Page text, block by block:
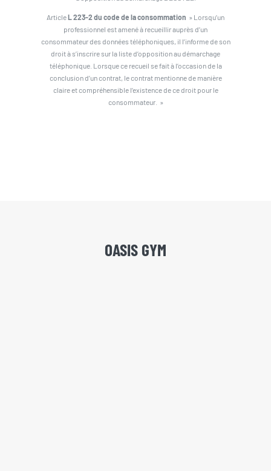
ArticleL 223-2 du code de la consommation » Lorsqu’un
professionnel est amené à recueillir auprès d’un
consommateur des données téléphoniques, il l’informe de son
droit à s’inscrire sur la liste d’opposition au démarchage
téléphonique. Lorsque ce recueil se fait à l’occasion de la
conclusion d’un contrat, le contrat mentionne de manière
claire et compréhensible l’existence de ce droit pour le
consommateur. »
OASIS GYM